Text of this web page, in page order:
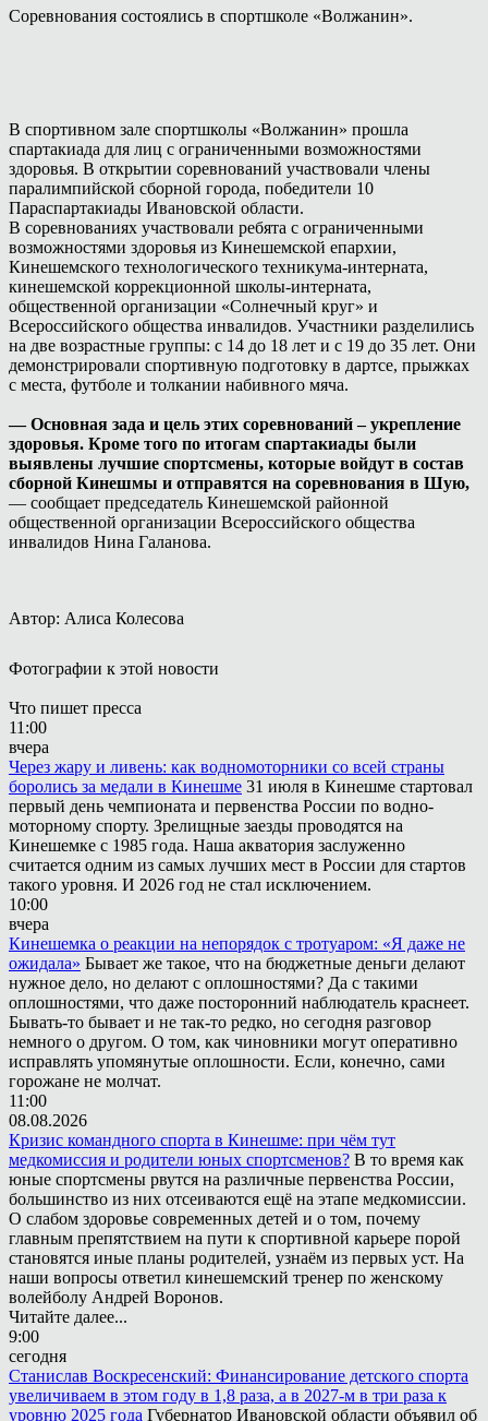
Соревнования состоялись в спортшколе «Волжанин».
В спортивном зале спортшколы «Волжанин» прошла
спартакиада для лиц с ограниченными возможностями
здоровья. В открытии соревнований участвовали члены
паралимпийской сборной города, победители 10
Параспартакиады Ивановской области.
В соревнованиях участвовали ребята с ограниченными
возможностями здоровья из Кинешемской епархии,
Кинешемского технологического техникума-интерната,
кинешемской коррекционной школы-интерната,
общественной организации «Солнечный круг» и
Всероссийского общества инвалидов. Участники разделились
на две возрастные группы: с 14 до 18 лет и с 19 до 35 лет. Они
демонстрировали спортивную подготовку в дартсе, прыжках
с места, футболе и толкании набивного мяча.
— Основная зада и цель этих соревнований – укрепление
здоровья. Кроме того по итогам спартакиады были
выявлены лучшие спортсмены, которые войдут в состав
сборной Кинешмы и отправятся на соревнования в Шую,
— сообщает председатель Кинешемской районной
общественной организации Всероссийского общества
инвалидов Нина Галанова.
Автор: Алиса Колесова
Фотографии к этой новости
Что пишет пресса
11:00
вчера
Через жару и ливень: как водномоторники со всей страны
боролись за медали в Кинешме 31 июля в Кинешме стартовал
первый день чемпионата и первенства России по водно-
моторному спорту. Зрелищные заезды проводятся на
Кинешемке с 1985 года. Наша акватория заслуженно
считается одним из самых лучших мест в России для стартов
такого уровня. И 2026 год не стал исключением.
10:00
вчера
Кинешемка о реакции на непорядок с тротуаром: «Я даже не
ожидала» Бывает же такое, что на бюджетные деньги делают
нужное дело, но делают с оплошностями? Да с такими
оплошностями, что даже посторонний наблюдатель краснеет.
Бывать-то бывает и не так-то редко, но сегодня разговор
немного о другом. О том, как чиновники могут оперативно
исправлять упомянутые оплошности. Если, конечно, сами
горожане не молчат.
11:00
08.08.2026
Кризис командного спорта в Кинешме: при чём тут
медкомиссия и родители юных спортсменов? В то время как
юные спортсмены рвутся на различные первенства России,
большинство из них отсеиваются ещё на этапе медкомиссии.
О слабом здоровье современных детей и о том, почему
главным препятствием на пути к спортивной карьере порой
становятся иные планы родителей, узнаём из первых уст. На
наши вопросы ответил кинешемский тренер по женскому
волейболу Андрей Воронов.
Читайте далее...
9:00
сегодня
Станислав Воскресенский: Финансирование детского спорта
увеличиваем в этом году в 1,8 раза, а в 2027-м в три раза к
уровню 2025 года Губернатор Ивановской области объявил об